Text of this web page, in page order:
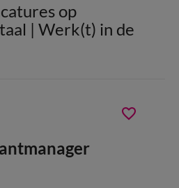
op
| Werk(t) in de